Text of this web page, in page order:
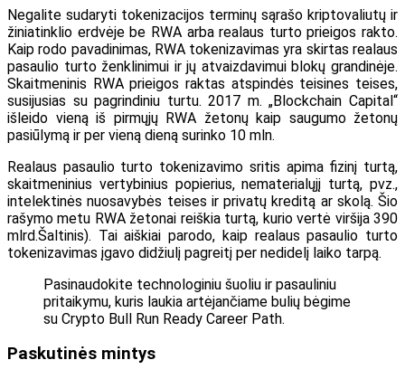
Negalite sudaryti tokenizacijos terminų sąrašo kriptovaliutų ir
žiniatinklio erdvėje be RWA arba realaus turto prieigos rakto.
Kaip rodo pavadinimas, RWA tokenizavimas yra skirtas realaus
pasaulio turto ženklinimui ir jų atvaizdavimui blokų grandinėje.
Skaitmeninis RWA prieigos raktas atspindės teisines teises,
susijusias su pagrindiniu turtu. 2017 m. „Blockchain Capital“
išleido vieną iš pirmųjų RWA žetonų kaip saugumo žetonų
pasiūlymą ir per vieną dieną surinko 10 mln.
Realaus pasaulio turto tokenizavimo sritis apima fizinį turtą,
skaitmeninius vertybinius popierius, nematerialųjį turtą, pvz.,
intelektinės nuosavybės teises ir privatų kreditą ar skolą. Šio
rašymo metu RWA žetonai reiškia turtą, kurio vertė viršija 390
mlrd.Šaltinis). Tai aiškiai parodo, kaip realaus pasaulio turto
tokenizavimas įgavo didžiulį pagreitį per nedidelį laiko tarpą.
Pasinaudokite technologiniu šuoliu ir pasauliniu
pritaikymu, kuris laukia artėjančiame bulių bėgime
su Crypto Bull Run Ready Career Path.
Paskutinės mintys